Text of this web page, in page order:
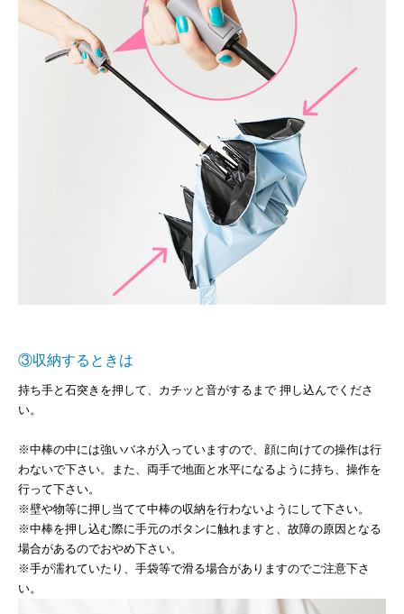
③収納するときは
持ち手と石突きを押して、カチッと音がするまで 押し込んでくださ
い。
※中棒の中には強いバネが入っていますので、顔に向けての操作は行
わないで下さい。また、両手で地面と水平になるように持ち、操作を
行って下さい。
※壁や物等に押し当てて中棒の収納を行わないようにして下さい。
※中棒を押し込む際に手元のボタンに触れますと、故障の原因となる
場合があるのでおやめ下さい。
※手が濡れていたり、手袋等で滑る場合がありますのでご注意下さ
い。